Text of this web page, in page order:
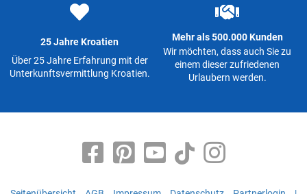
25 Jahre Kroatien
Über 25 Jahre Erfahrung mit der
Unterkunftsvermittlung Kroatien.
Mehr als 500.000 Kunden
Wir möchten, dass auch Sie zu
einem dieser zufriedenen
Urlaubern werden.